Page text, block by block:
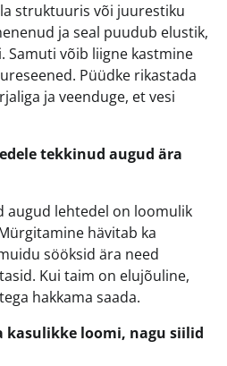
struktuuris või juurestiku
ja seal puudub elustik,
Samuti võib liigne kastmine
Püüdke rikastada
ja veenduge, et vesi
tekkinud augud ära
augud lehtedel on loomulik
hävitab ka
sööksid ära need
Kui taim on elujõuline,
hakkama saada.
kasulikke loomi, nagu siilid